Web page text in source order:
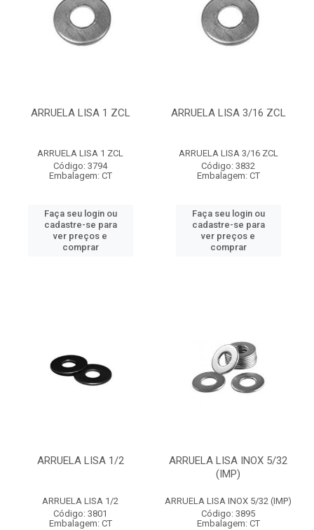
ARRUELA LISA 1 ZCL
ARRUELA LISA 1 ZCL
Código: 3794
Embalagem: CT
Faça seu login ou
cadastre-se para
ver preços e
comprar
ARRUELA LISA 3/16 ZCL
ARRUELA LISA 3/16 ZCL
Código: 3832
Embalagem: CT
Faça seu login ou
cadastre-se para
ver preços e
comprar
ARRUELA LISA 1/2
ARRUELA LISA 1/2
Código: 3801
Embalagem: CT
ARRUELA LISA INOX 5/32
(IMP)
ARRUELA LISA INOX 5/32 (IMP)
Código: 3895
Embalagem: CT